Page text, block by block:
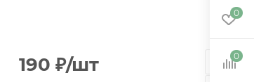
190 ₽/шт
0
0